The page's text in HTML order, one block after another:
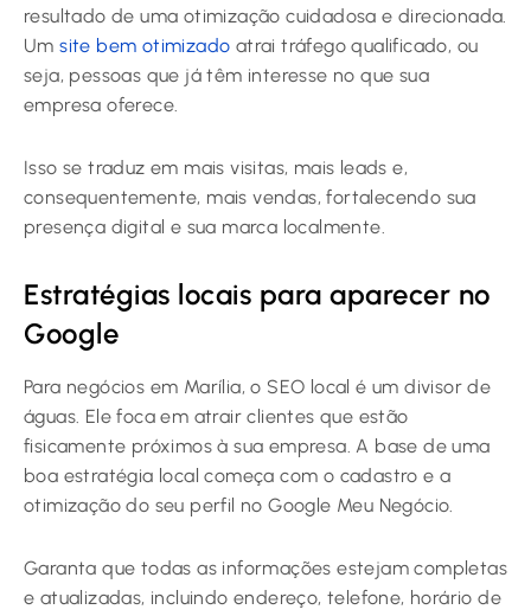
resultado de uma otimização cuidadosa e direcionada.
Umsite bem otimizado atrai tráfego qualificado, ou
seja, pessoas que já têm interesse no que sua
empresa oferece.
Isso se traduz em mais visitas, mais leads e,
consequentemente, mais vendas, fortalecendo sua
presença digital e sua marca localmente.
Estratégias locais para aparecer no
Google
Para negócios em Marília, o SEO local é um divisor de
águas. Ele foca em atrair clientes que estão
fisicamente próximos à sua empresa. A base de uma
boa estratégia local começa com o cadastro e a
otimização do seu perfil no Google Meu Negócio.
Garanta que todas as informações estejam completas
e atualizadas, incluindo endereço, telefone, horário de